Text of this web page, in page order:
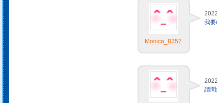
Monica_B357
我
請